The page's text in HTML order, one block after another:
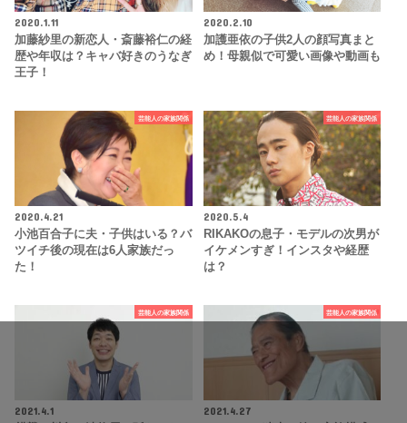
2020.1.11
加藤紗里の新恋人・斎藤裕仁の経
歴や年収は？キャバ好きのうなぎ
王子！
2020.2.10
加護亜依の子供2人の顔写真まと
め！母親似で可愛い画像や動画も
芸能人の家族関係
2020.4.21
小池百合子に夫・子供はいる？バ
ツイチ後の現在は6人家族だっ
た！
芸能人の家族関係
2020.5.4
RIKAKOの息子・モデルの次男が
イケメンすぎ！インスタや経歴
は？
芸能人の家族関係
2021.4.1
芸能人の家族関係
2021.4.27